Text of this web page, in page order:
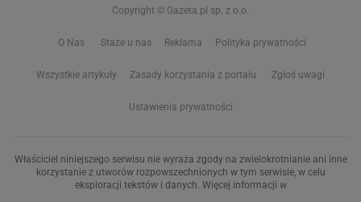
Copyright © Gazeta.pl sp. z o.o.
O Nas Staże u nas Reklama Polityka prywatności
Wszystkie artykuły Zasady korzystania z portalu Zgłoś uwagi
Ustawienia prywatności
Właściciel niniejszego serwisu nie wyraża zgody na zwielokrotnianie ani inne
korzystanie z utworów rozpowszechnionych w tym serwisie, w celu
eksploracji tekstów i danych. Więcej informacji w